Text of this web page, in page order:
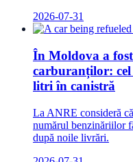
2026-07-31
În Moldova a
carburanților:
litri în canistră
La ANRE consideră
numărul benzinăriilor
după noile livrări.